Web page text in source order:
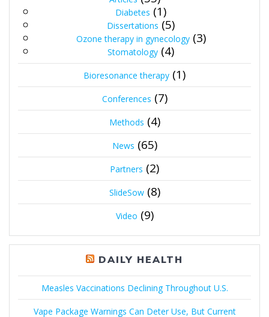
Diabetes (1)
Dissertations (5)
Ozone therapy in gynecology(3)
Stomatology (4)
Bioresonance therapy (1)
Conferences (7)
Methods (4)
News (65)
Partners (2)
SlideSow(8)
Video (9)
DAILY HEALTH
Measles Vaccinations Declining Throughout U.S.
Vape Package Warnings Can Deter Use, But Current